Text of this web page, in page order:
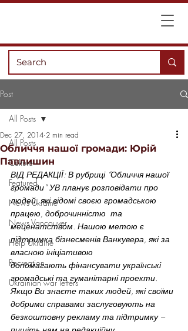
Post
All Posts
Culture
Featured
News Ukraine
News Vancouver
Help Ukraine
Recreation
Ukrainian war letters
All Posts
Обличчя нашої громади: Юрій
Павлишин
Dec 27, 2014 2 min read
ВІД РЕДАКЦІЇ: В рубриці “Обличчя нашої
громади” УВ планує розповідати про
людей, які відомі своєю громадською
працею, доброчинністю  та
меценатством. Нашою метою є
підтримка бізнесменів Ванкувера, які за
власною ініціативою
допомагають фінансувати українські
громадські та гуманітарні проекти.
Якщо Ви знаєте таких людей, які своїми
добрими справами заслуговують на
безкоштовну рекламу та підтримку –